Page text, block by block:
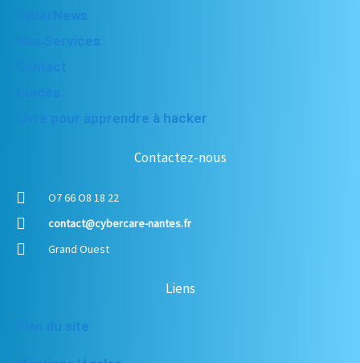
CyberNews
Nos Services
Livre pour apprendre à hacker
Contactez-nous
O7 66 O8 18 22
contact@cybercare-nantes.fr
Grand Ouest
Liens
Plan du site